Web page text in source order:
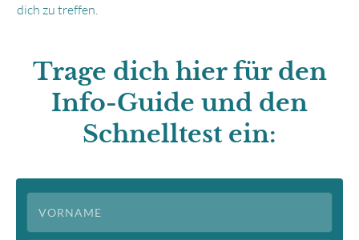
dich zu treffen.
Trage dich hier für den
Info-Guide und den
Schnelltest ein: